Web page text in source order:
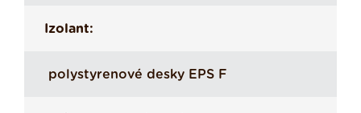
Izolant:
polystyrenové desky EPS F